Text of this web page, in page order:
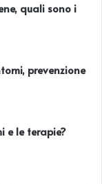
quali sono i
prevenzione
e le terapie?